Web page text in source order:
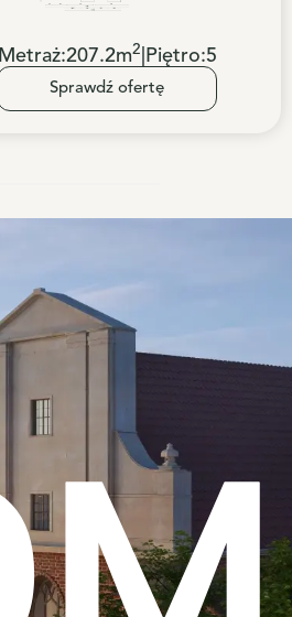
Metraż:207.2m2 Piętro:5
Sprawdź ofertę